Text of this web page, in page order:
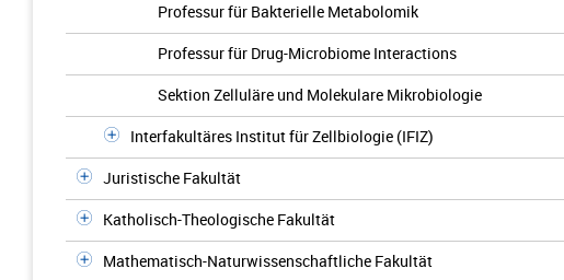
Professur für Bakterielle Metabolomik
Professur für Drug-Microbiome Interactions
Sektion Zelluläre und Molekulare Mikrobiologie
Interfakultäres Institut für Zellbiologie (IFIZ)
Juristische Fakultät
Katholisch-Theologische Fakultät
Mathematisch-Naturwissenschaftliche Fakultät